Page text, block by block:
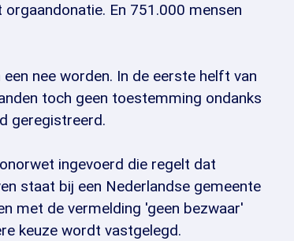
En 751.000 mensen
nee worden. In de eerste helft van
toch geen toestemming ondanks
geregistreerd.
ingevoerd die regelt dat
staat bij een Nederlandse gemeente
met de vermelding 'geen bezwaar'
keuze wordt vastgelegd.